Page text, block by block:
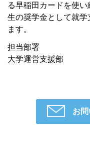
る早稲田カードを使
生の奨学金として就
ます。
担当部署
大学運営支援部
お